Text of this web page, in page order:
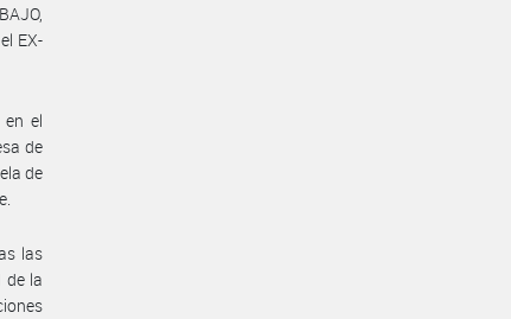
EX-
el
de
de
las
de la